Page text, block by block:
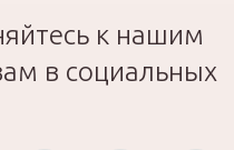
к нашим
в социальных